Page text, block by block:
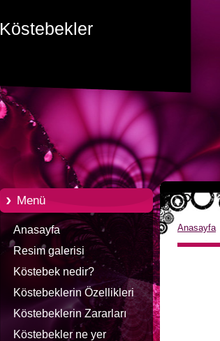
Köstebekler
Menü
Anasayfa
Resim galerisi
Köstebek nedir?
Köstebeklerin Özellikleri
Köstebeklerin Zararları
Köstebekler ne yer
Anasayfa